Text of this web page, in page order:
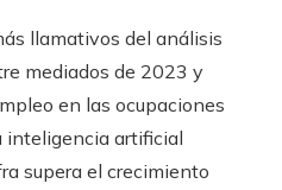
llamativos del análisis
mediados de 2023 y
en las ocupaciones
inteligencia artificial
supera el crecimiento